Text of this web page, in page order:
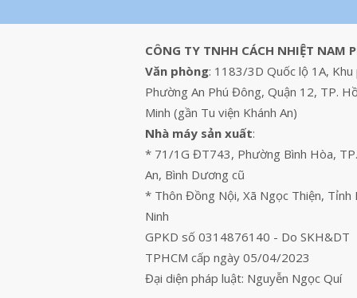
CÔNG TY TNHH CÁCH NHIỆT NAM
Văn phòng: 1183/3D Quốc lộ 1A, Khu
Phường An Phú Đông, Quận 12, TP.
Minh (gần Tu viện Khánh An)
Nhà máy sản xuất:
* 71/1G ĐT743, Phường Bình Hòa,
An, Bình Dương cũ
* Thôn Đồng Nội, Xã Ngọc Thiện, Tỉnh
Ninh
GPKD số 0314876140 - Do SKH&DT
TPHCM cấp ngày 05/04/2023
Đại diện pháp luật: Nguyễn Ngọc Quí